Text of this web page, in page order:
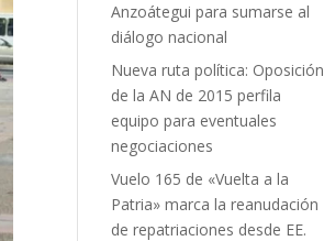
Anzoátegui para sumarse al
diálogo nacional
Nueva ruta política: Oposición
de la AN de 2015 perfila
equipo para eventuales
negociaciones
Vuelo 165 de «Vuelta a la
Patria» marca la reanudación
de repatriaciones desde EE.